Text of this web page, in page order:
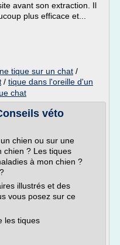
avant son extraction. Il
plus efficace et...
tique sur un chat /
/ tique dans l'oreille d'un
chat
véto
chien ou sur une
chien ? Les tiques
à mon chien ?
illustrés et des
vous posez sur ce
les tiques